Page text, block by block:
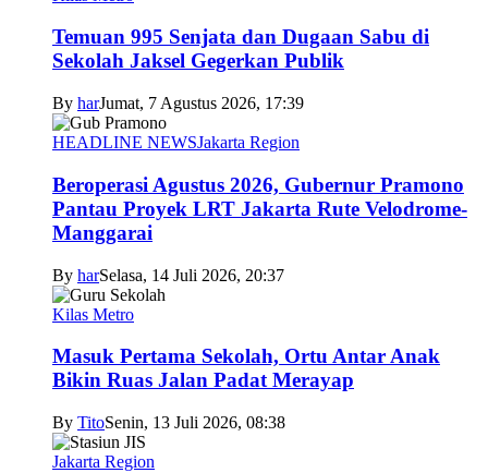
Temuan 995 Senjata dan Dugaan Sabu di
Sekolah Jaksel Gegerkan Publik
By harJumat, 7 Agustus 2026, 17:39
HEADLINE NEWSJakarta Region
Beroperasi Agustus 2026, Gubernur Pramono
Pantau Proyek LRT Jakarta Rute Velodrome-
Manggarai
By harSelasa, 14 Juli 2026, 20:37
Kilas Metro
Masuk Pertama Sekolah, Ortu Antar Anak
Bikin Ruas Jalan Padat Merayap
By TitoSenin, 13 Juli 2026, 08:38
Jakarta Region